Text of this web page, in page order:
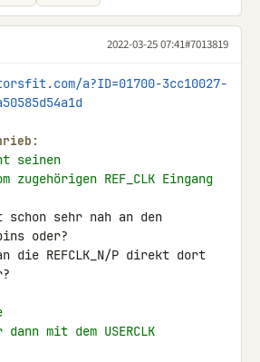
2022-03-25 07:41#7013819
a?ID=01700-3cc10027-
seinen
REF_CLK Eingang
schon sehr nah an den
oder?
die REFCLK_N/P direkt dort
mit dem USERCLK